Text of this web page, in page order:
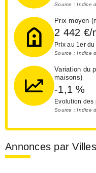
Source : Indice
Prix moyen
2 442 €/
Prix au 1er
Source : Indice
Variation du
maisons)
-1,1%
Evolution des
Source : Indice
Annonces par Villes